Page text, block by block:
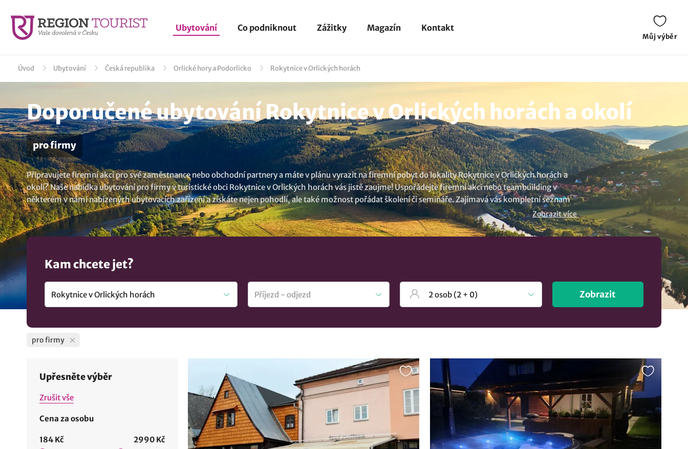
Ubytování Co podniknout Zážitky Magazín Kontakt
Můj výběr
Úvod Ubytování Česká republika Orlické hory a Podorlicko Rokytnice v Orlických horách
Doporučené ubytování Rokytnice v Orlických horách a okolí
pro firmy
Připravujete firemní akci pro své zaměstnance nebo obchodní partnery a máte v plánu vyrazit na firemní pobyt do lokality Rokytnice v Orlických horách a
okolí? Naše nabídka ubytování pro firmy v turistické obci Rokytnice v Orlických horách vás jistě zaujme! Uspořádejte firemní akci nebo teambuilding v
některém v námi nabízených ubytovacích zařízení a získáte nejen pohodlí, ale také možnost pořádat školení či semináře. Zajímavá vás kompletní seznam
ubytování v lokalitě Rokytnice v Orlických horách.? U nás si vyberete. Zobrazit více
Kam chcete jet?
Zobrazit
pro firmy
Upřesněte výběr
Zrušit vše
Cena za osobu
184 Kč 2990 Kč